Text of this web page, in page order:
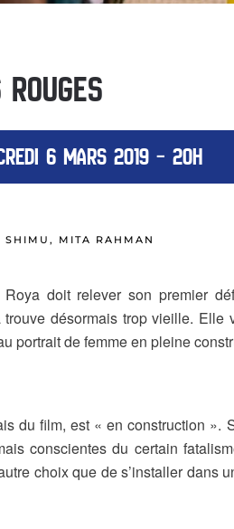
6 MARS 2019 – 20H
SHIMU, MITA RAHMAN
doit relever son premier
désormais trop vieille.
portrait de femme en pleine
du film, est « en construction
conscientes du certain
choix que de s’installer